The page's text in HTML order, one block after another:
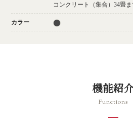
コンクリート（集合）34畳ま
カラー
機能紹
Functions